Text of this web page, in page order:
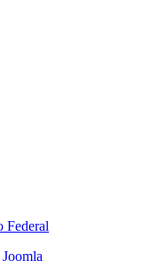
Joomla